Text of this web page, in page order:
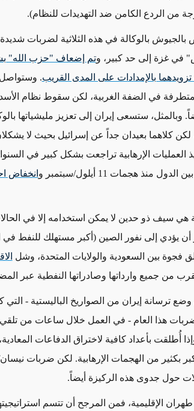
من الردع الكامن ضد التهديدات للنظام).
بالوكالة في هذه الثلاثية لضربات
في غزة إلى حد كبير، وتم إضعاف "حزب الله"
تزويدهما بالإمدادات على المدى القريب. وستواصل
في الضفة الغربية، لكن سقوط نظام
وبالمثل، ستسعى إيران إلى تعزيز مليشياتها
كلاهما بعيدان جداً عن إسرائيل بحيث لا يشكلان
الإرهابية تراجعت بشكل كبير في
هجمات 11 أيلول/سبتمبر و
انخفاض
هي سيف ذو حدين لا يمكن استخدامه إلا في
يؤدي إلى نفور الصين (أكبر مستهلك للنفط في
فجوة بين السعودية والولايات المتحدة، وشل
من جميع وارداتها وصادراتها النفطية عبر
ترسانة إيران من الصواريخ الباليستية - التي
صاروخ قبل ضربات هذا العام - في العمل خلال ساعات من
أُطلقت بأعداد كافية لاختراق الدفاعات
بكثير من الهجمات الإرهابية. لكن ضربات
حول جدوى هذه الركيزة أيضاً.
الإقليمية، فمن المرجح أن تتسم